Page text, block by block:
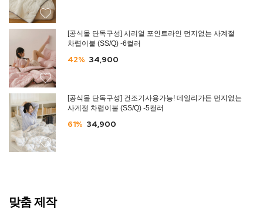
[공식몰 단독구성] 시리얼 포인트라인 먼지없는 사계절
차렵이불 (SS/Q) -6컬러
42% 34,900
[공식몰 단독구성] 건조기사용가능! 데일리가든 먼지없는
사계절 차렵이불 (SS/Q) -5컬러
61% 34,900
맞춤 제작